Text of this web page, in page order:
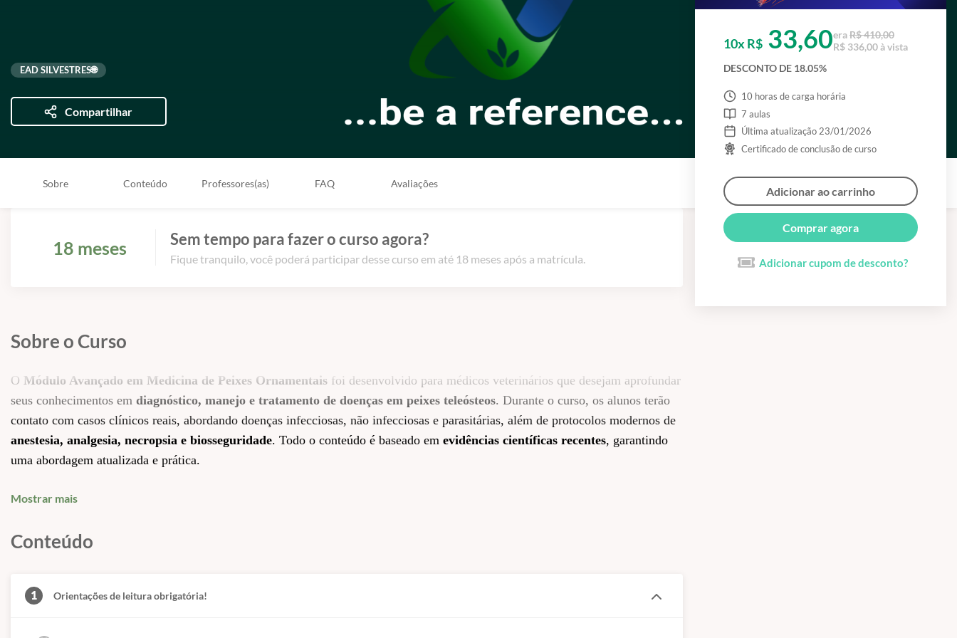
EAD SILVESTRES🌐
Compartilhar
Sobre Conteúdo Professores(as) FAQ Avaliações
18 meses Sem tempo para fazer o curso agora?
Fique tranquilo, você poderá participar desse curso em até 18 meses após a matrícula.
Sobre o Curso
O Módulo Avançado em Medicina de Peixes Ornamentais foi desenvolvido para médicos veterinários que desejam aprofundar
seus conhecimentos em diagnóstico, manejo e tratamento de doenças em peixes teleósteos. Durante o curso, os alunos terão
contato com casos clínicos reais, abordando doenças infecciosas, não infecciosas e parasitárias, além de protocolos modernos de
anestesia, analgesia, necropsia e biosseguridade. Todo o conteúdo é baseado em evidências científicas recentes, garantindo
uma abordagem atualizada e prática.
peixes ornamentais. O curso é ideal para quem deseja elevar sua atuação clínica e se tornar
✅ Doenças Não Infecciosas II
Mostrar mais
Conteúdo
1 Orientações de leitura obrigatória!
10x R$ 33,60eraR$ 410,00
R$ 336,00 à vista
DESCONTO DE 18.05%
10 horas de carga horária
7 aulas
Última atualização 23/01/2026
Certificado de conclusão de curso
Adicionar ao carrinho
Comprar agora
Adicionar cupom de desconto?